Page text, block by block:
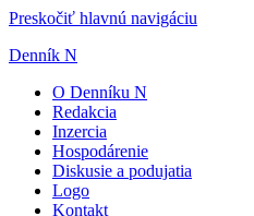
Preskočiť hlavnú navigáciu
Denník N
O Denníku N
Redakcia
Inzercia
Hospodárenie
Diskusie a podujatia
Logo
Kontakt